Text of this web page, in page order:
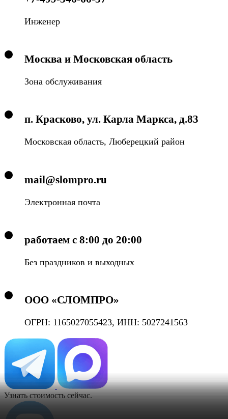
Инженер
Москва и Московская область
Зона обслуживания
п. Красково, ул. Карла Маркса, д.83
Московская область, Люберецкий район
mail@slompro.ru
Электронная почта
работаем с 8:00 до 20:00
Без праздников и выходных
ООО «СЛОМПРО»
ОГРН: 1165027055423, ИНН: 5027241563
Узнать стоимость сейчас.